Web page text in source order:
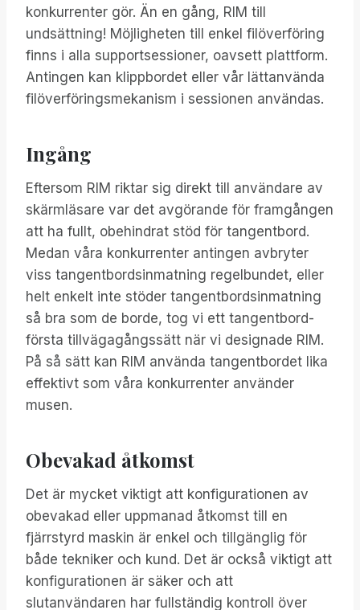
konkurrenter gör. Än en gång, RIM till
undsättning! Möjligheten till enkel filöverföring
finns i alla supportsessioner, oavsett plattform.
Antingen kan klippbordet eller vår lättanvända
filöverföringsmekanism i sessionen användas.
Ingång
Eftersom RIM riktar sig direkt till användare av
skärmläsare var det avgörande för framgången
att ha fullt, obehindrat stöd för tangentbord.
Medan våra konkurrenter antingen avbryter
viss tangentbordsinmatning regelbundet, eller
helt enkelt inte stöder tangentbordsinmatning
så bra som de borde, tog vi ett tangentbord-
första tillvägagångssätt när vi designade RIM.
På så sätt kan RIM använda tangentbordet lika
effektivt som våra konkurrenter använder
musen.
Obevakad åtkomst
Det är mycket viktigt att konfigurationen av
obevakad eller uppmanad åtkomst till en
fjärrstyrd maskin är enkel och tillgänglig för
både tekniker och kund. Det är också viktigt att
konfigurationen är säker och att
slutanvändaren har fullständig kontroll över